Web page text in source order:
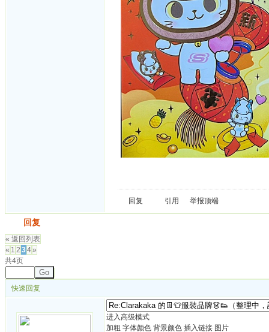
回复 引用 举报顶端
回复
« 返回列表
« 1 2 34»
共4页
Go
快速回复
进入高级模式
加粗 字体颜色 背景颜色 插入链接 图片